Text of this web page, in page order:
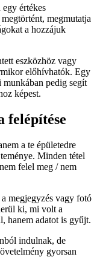
értékes
megmutatja
a hozzájuk
eszközhöz vagy
előhívhatók. Egy
munkában pedig segít
képest.
felépítése
a te épületedre
Minden tétel
felel meg / nem
megjegyzés vagy fotó
ki, mi volt a
hanem adatot is gyűjt.
indulnak, de
gyorsan